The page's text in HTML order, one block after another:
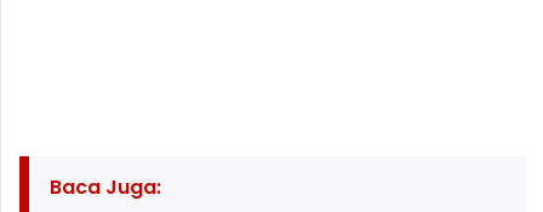
Baca Juga: